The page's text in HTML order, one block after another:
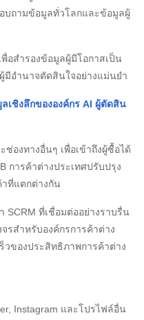
บถามข้อมูลทั่วโลกและข้อมูลผู้
อสำรองข้อมูลผู้มีโอกาสเป็น
มีอำนาจตัดสินใจอย่างแม่นยำ
เชิงลึกขององค์กร AI ผู้ตัดสิน
องทางอื่นๆ เพื่อเข้าถึงผู้ซื้อได้
การค้าต่างประเทศปรับปรุง
าที่แตกต่างกัน
SCRM ที่เชื่อมต่ออย่างราบรื่น
รสำหรับองค์กรการค้าต่าง
วของประสิทธิภาพการค้าต่าง
Instagram และโปรไฟล์อื่น